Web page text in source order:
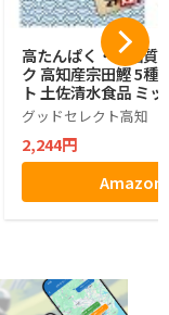
高たんぱく・低脂質
ク 高知産宗田鰹 5
ト 土佐清水食品 ミ
グッドセレクト高知
2,244円
Amazon